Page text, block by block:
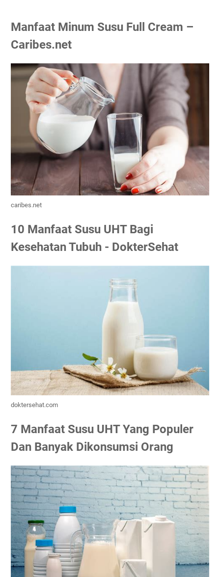
Manfaat Minum Susu Full Cream –
Caribes.net
caribes.net
10 Manfaat Susu UHT Bagi
Kesehatan Tubuh - DokterSehat
doktersehat.com
7 Manfaat Susu UHT Yang Populer
Dan Banyak Dikonsumsi Orang